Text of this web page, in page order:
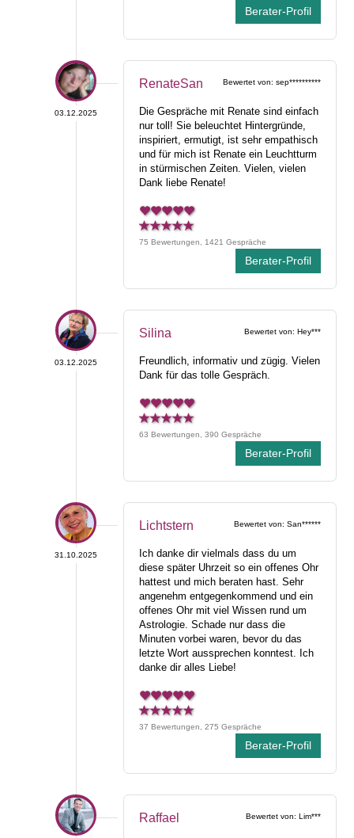
Berater-Profil
03.12.2025
Bewertet von: sep**********
RenateSan
Die Gespräche mit Renate sind einfach
nur toll! Sie beleuchtet Hintergründe,
inspiriert, ermutigt, ist sehr empathisch
und für mich ist Renate ein Leuchtturm
in stürmischen Zeiten. Vielen, vielen
Dank liebe Renate!
75 Bewertungen, 1421 Gespräche
Berater-Profil
03.12.2025
Bewertet von: Hey***
Silina
Freundlich, informativ und zügig. Vielen
Dank für das tolle Gespräch.
63 Bewertungen, 390 Gespräche
Berater-Profil
31.10.2025
Bewertet von: San******
Lichtstern
Ich danke dir vielmals dass du um
diese später Uhrzeit so ein offenes Ohr
hattest und mich beraten hast. Sehr
angenehm entgegenkommend und ein
offenes Ohr mit viel Wissen rund um
Astrologie. Schade nur dass die
Minuten vorbei waren, bevor du das
letzte Wort aussprechen konntest. Ich
danke dir alles Liebe!
37 Bewertungen, 275 Gespräche
Berater-Profil
Bewertet von: Lim***
Raffael